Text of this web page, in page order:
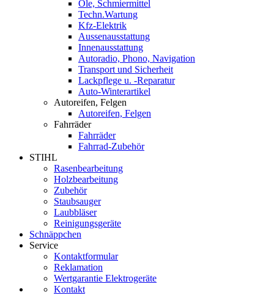
Öle, Schmiermittel
Techn.Wartung
Kfz-Elektrik
Aussenausstattung
Innenausstattung
Autoradio, Phono, Navigation
Transport und Sicherheit
Lackpflege u. -Reparatur
Auto-Winterartikel
Autoreifen, Felgen
Autoreifen, Felgen
Fahrräder
Fahrräder
Fahrrad-Zubehör
STIHL
Rasenbearbeitung
Holzbearbeitung
Zubehör
Staubsauger
Laubbläser
Reinigungsgeräte
Schnäppchen
Service
Kontaktformular
Reklamation
Wertgarantie Elektrogeräte
Kontakt